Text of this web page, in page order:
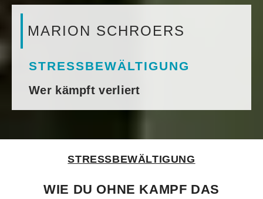
MARION SCHROERS
STRESSBEWÄLTIGUNG
Wer kämpft verliert
STRESSBEWÄLTIGUNG
WIE DU OHNE KAMPF DAS